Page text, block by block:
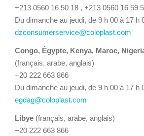
+213 0560 16 50 18 , +213 0560 16 59
Du dimanche au jeudi, de 9 h 00 à 17 h
dzconsumerservice@coloplast.com
Congo, Égypte, Kenya, Maroc,
(français, arabe, anglais)
+20 222 663 866
Du dimanche au jeudi, de 9 h 00 à 17 h
egdag@coloplast.com
Libye (français, arabe, anglais)
+20 222 663 866